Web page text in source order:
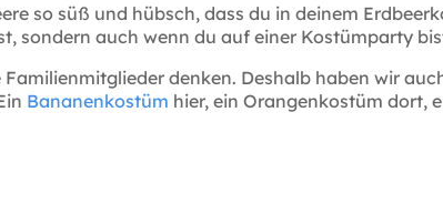
so süß und hübsch, dass du in deinem
sondern auch wenn du auf einer Kostümparty
denken. Deshalb haben wir
Bananenkostüm hier, ein Orangenkostüm dort,